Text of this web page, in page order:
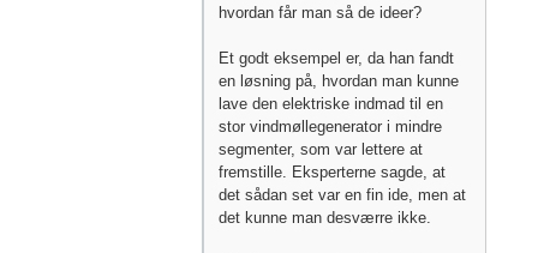
hvordan får man så de ideer?
Et godt eksempel er, da han fandt
en løsning på, hvordan man kunne
lave den elektriske indmad til en
stor vindmøllegenerator i mindre
segmenter, som var lettere at
fremstille. Eksperterne sagde, at
det sådan set var en fin ide, men at
det kunne man desværre ikke.